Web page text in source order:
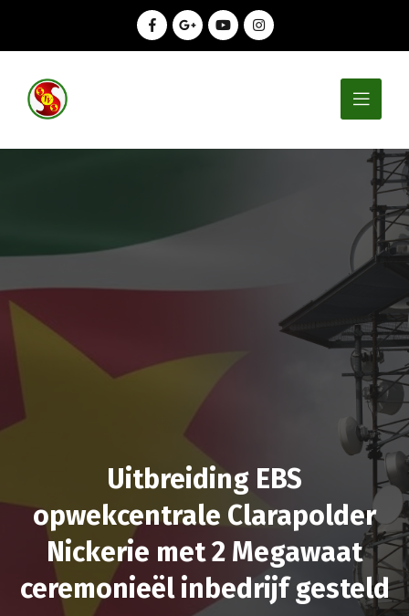
Uitbreiding EBS
opwekcentrale Clarapolder
Nickerie met 2 Megawaat
ceremonieël inbedrijf gesteld